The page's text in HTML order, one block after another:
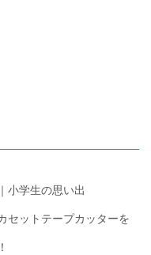
小学生の思い出
セットテープカッターを